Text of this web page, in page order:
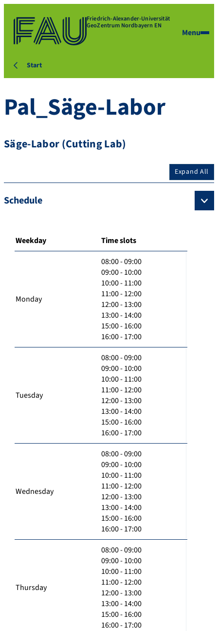
Friedrich-Alexander-Universität
GeoZentrum Nordbayern EN
Menu
Start
Pal_Säge-Labor
Säge-Labor (Cutting Lab)
Expand All
Schedule
Weekday Time slots
Monday
08:00 - 09:00
09:00 - 10:00
10:00 - 11:00
11:00 - 12:00
12:00 - 13:00
13:00 - 14:00
15:00 - 16:00
16:00 - 17:00
Tuesday
08:00 - 09:00
09:00 - 10:00
10:00 - 11:00
11:00 - 12:00
12:00 - 13:00
13:00 - 14:00
15:00 - 16:00
16:00 - 17:00
Wednesday
08:00 - 09:00
09:00 - 10:00
10:00 - 11:00
11:00 - 12:00
12:00 - 13:00
13:00 - 14:00
15:00 - 16:00
16:00 - 17:00
Thursday
08:00 - 09:00
09:00 - 10:00
10:00 - 11:00
11:00 - 12:00
12:00 - 13:00
13:00 - 14:00
15:00 - 16:00
16:00 - 17:00